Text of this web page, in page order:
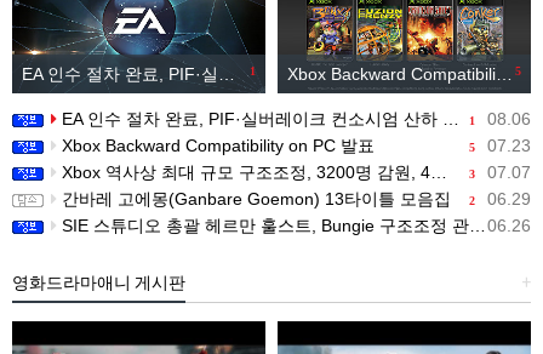
1
EA 인수 절차 완료, PIF·실버레이크 컨소시엄 산하 편입 5
Xbox Backward Compatibility on PC 발표
1 08.06
EA 인수 절차 완료, PIF·실버레이크 컨소시엄 산하 편입
5 07.23
Xbox Backward Compatibility on PC 발표
3 07.07
Xbox 역사상 최대 규모 구조조정, 3200명 감원, 4개 스튜디오 분리
2 06.29
간바레 고에몽(Ganbare Goemon) 13타이틀 모음집
06.26
SIE 스튜디오 총괄 헤르만 훌스트, Bungie 구조조정 관련 직원 메시지 공개
+
영화드라마애니 게시판